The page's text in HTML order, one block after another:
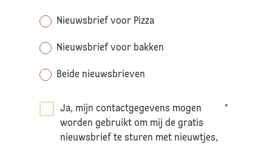
Nieuwsbrief voor Pizza
Nieuwsbrief voor bakken
Beide nieuwsbrieven
Ja, mijn contactgegevens mogen
worden gebruikt om mij de gratis
nieuwsbrief te sturen met nieuwtjes,
*